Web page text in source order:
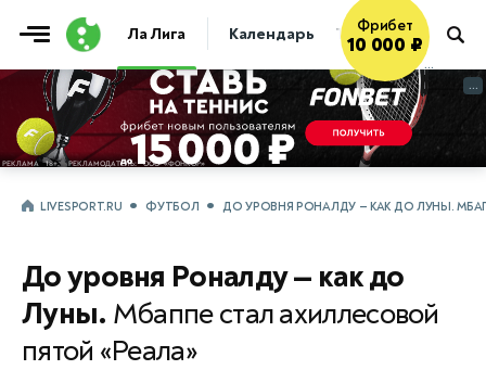
Ла Лига Календарь Таблица
Фрибет
10 000 ₽
...
...
LIVESPORT.RU ФУТБОЛ ДО УРОВНЯ РОНАЛДУ — КАК ДО ЛУНЫ.
До уровня Роналду — как до
Луны. Мбаппе стал ахиллесовой
пятой «Реала»